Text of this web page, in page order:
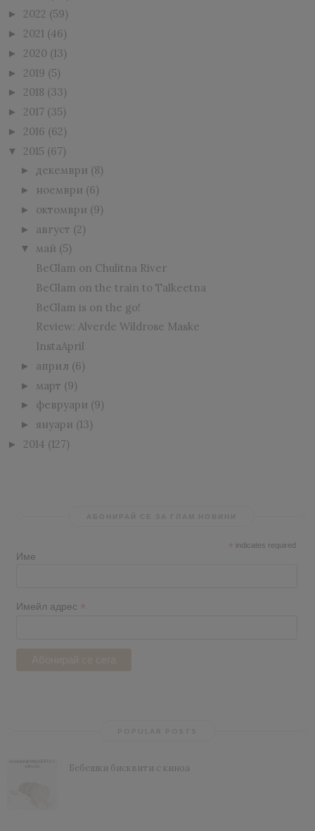
► 2022 (59)
► 2021 (46)
► 2020 (13)
► 2019 (5)
► 2018 (33)
► 2017 (35)
► 2016 (62)
▼ 2015 (67)
► декември (8)
► ноември (6)
► октомври (9)
► август (2)
▼ май (5)
BeGlam on Chulitna River
BeGlam on the train to Talkeetna
BeGlam is on the go!
Review: Alverde Wildrose Maske
InstaApril
► април (6)
► март (9)
► февруари (9)
► януари (13)
► 2014 (127)
* indicates required
Име
Имейл адрес *
Бебешки бисквити с киноа